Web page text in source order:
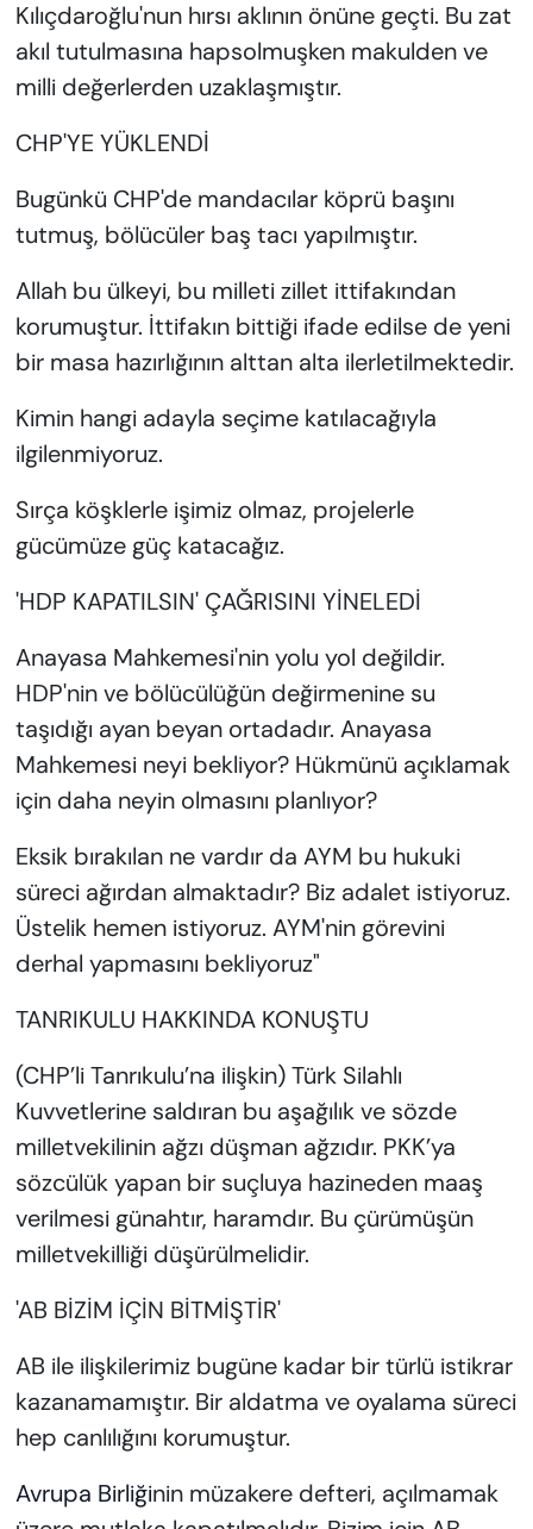
Kılıçdaroğlu'nun hırsı aklının önüne geçti. Bu zat
akıl tutulmasına hapsolmuşken makulden ve
milli değerlerden uzaklaşmıştır.
CHP'YE YÜKLENDİ
Bugünkü CHP'de mandacılar köprü başını
tutmuş, bölücüler baş tacı yapılmıştır.
Allah bu ülkeyi, bu milleti zillet ittifakından
korumuştur. İttifakın bittiği ifade edilse de yeni
bir masa hazırlığının alttan alta ilerletilmektedir.
Kimin hangi adayla seçime katılacağıyla
ilgilenmiyoruz.
Sırça köşklerle işimiz olmaz, projelerle
gücümüze güç katacağız.
'HDP KAPATILSIN' ÇAĞRISINI YİNELEDİ
Anayasa Mahkemesi'nin yolu yol değildir.
HDP'nin ve bölücülüğün değirmenine su
taşıdığı ayan beyan ortadadır. Anayasa
Mahkemesi neyi bekliyor? Hükmünü açıklamak
için daha neyin olmasını planlıyor?
Eksik bırakılan ne vardır da AYM bu hukuki
süreci ağırdan almaktadır? Biz adalet istiyoruz.
Üstelik hemen istiyoruz. AYM'nin görevini
derhal yapmasını bekliyoruz"
TANRIKULU HAKKINDA KONUŞTU
(CHP’li Tanrıkulu’na ilişkin) Türk Silahlı
Kuvvetlerine saldıran bu aşağılık ve sözde
milletvekilinin ağzı düşman ağzıdır. PKK’ya
sözcülük yapan bir suçluya hazineden maaş
verilmesi günahtır, haramdır. Bu çürümüşün
milletvekilliği düşürülmelidir.
'AB BİZİM İÇİN BİTMİŞTİR'
AB ile ilişkilerimiz bugüne kadar bir türlü istikrar
kazanamamıştır. Bir aldatma ve oyalama süreci
hep canlılığını korumuştur.
Avrupa Birliğinin müzakere defteri, açılmamak